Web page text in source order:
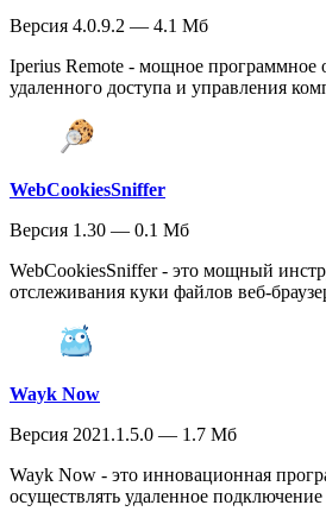
Версия 4.0.9.2 — 4.1 Мб
Iperius Remote - мощное программное
удаленного доступа и управления
WebCookiesSniffer
Версия 1.30 — 0.1 Мб
WebCookiesSniffer - это мощный
отслеживания куки файлов веб-
Wayk Now
Версия 2021.1.5.0 — 1.7 Мб
Wayk Now - это инновационная
осуществлять удаленное подключение